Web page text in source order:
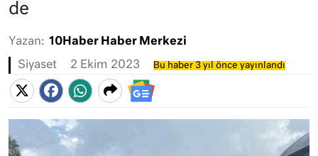
de
Yazan: 10Haber Haber Merkezi
Siyaset 2 Ekim 2023 Bu haber 3 yıl önce yayınlandı